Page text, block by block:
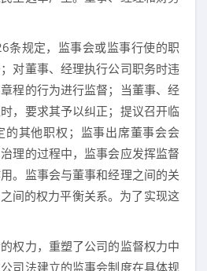
条规定，监事会或监事行使的职
对董事、经理执行公司职务时违
程的行为进行监督；当董事、经
，要求其予以纠正；提议召开临
的其他职权；监事出席董事会会
理的过程中，监事会应发挥监督
。监事会与董事和经理之间的关
间的权力平衡关系。为了实现这
权力，重塑了公司的监督权力中
司法建立的监事会制度在具体规